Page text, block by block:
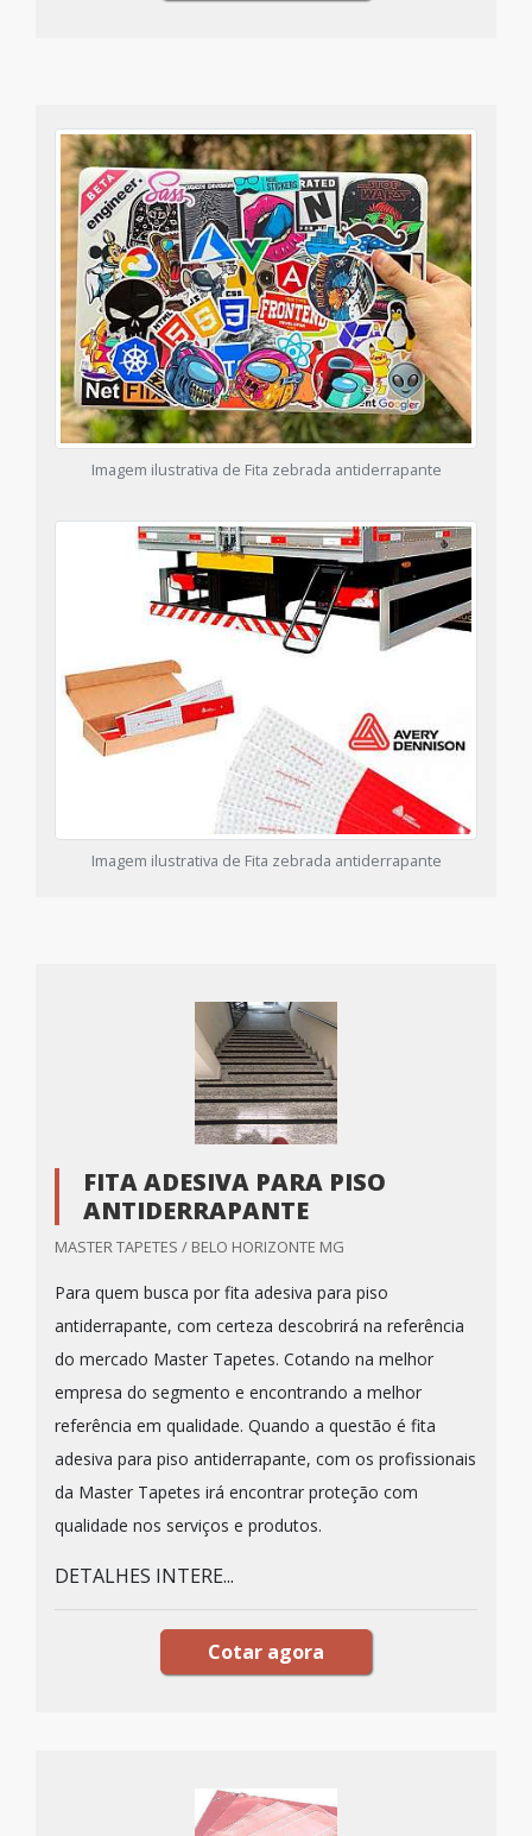
Imagem ilustrativa de Fita zebrada antiderrapante
Imagem ilustrativa de Fita zebrada antiderrapante
FITA ADESIVA PARA PISO
ANTIDERRAPANTE
MASTER TAPETES / BELO HORIZONTE MG
Para quem busca por fita adesiva para piso
antiderrapante, com certeza descobrirá na referência
do mercado Master Tapetes. Cotando na melhor
empresa do segmento e encontrando a melhor
referência em qualidade. Quando a questão é fita
adesiva para piso antiderrapante, com os profissionais
da Master Tapetes irá encontrar proteção com
qualidade nos serviços e produtos.
DETALHES INTERE...
Cotar agora